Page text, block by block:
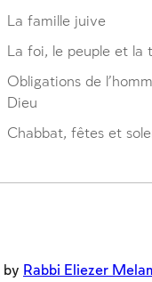
La famille juive
La foi, le peuple et la
Obligations de
Dieu
Chabbat, fêtes et
by Rabbi Eliezer